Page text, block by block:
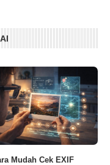
Mudah Cek EXIF